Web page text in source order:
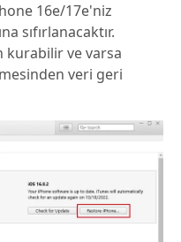
16e/17e'niz
sıfırlanacaktır.
kurabilir ve varsa
veri geri